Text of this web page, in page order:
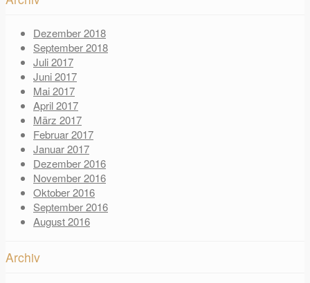
Dezember 2018
September 2018
Juli 2017
Juni 2017
Mai 2017
April 2017
März 2017
Februar 2017
Januar 2017
Dezember 2016
November 2016
Oktober 2016
September 2016
August 2016
Archiv